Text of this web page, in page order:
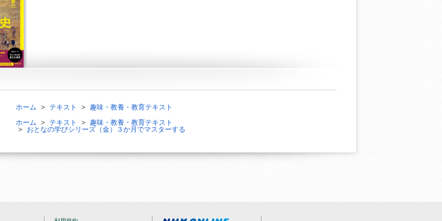
ホーム テキスト
趣味・教養・教育テキスト
ホーム
テキスト
趣味・教養・教育テキスト
おとなの学びシリーズ（金）３か月でマスターする